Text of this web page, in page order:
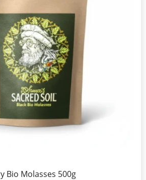
Bio Molasses 500g